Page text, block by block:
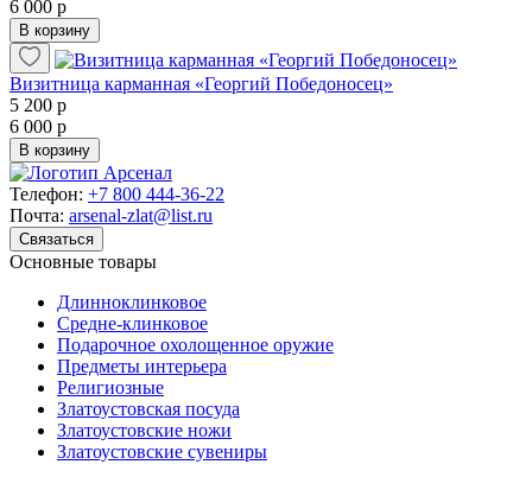
6 000 р
В корзину
Визитница карманная «Георгий Победоносец»
5 200 р
6 000 р
В корзину
Телефон: +7 800 444-36-22
Почта: arsenal-zlat@list.ru
Связаться
Основные товары
Длинноклинковое
Средне-клинковое
Подарочное охолощенное оружие
Предметы интерьера
Религиозные
Златоустовская посуда
Златоустовские ножи
Златоустовские сувениры